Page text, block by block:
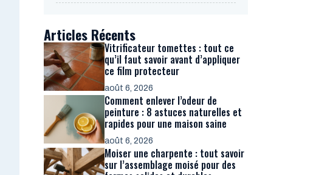
Articles Récents
Vitrificateur tomettes : tout ce
qu’il faut savoir avant d’appliquer
ce film protecteur
août 6, 2026
Comment enlever l’odeur de
peinture : 8 astuces naturelles et
rapides pour une maison saine
août 6, 2026
Moiser une charpente : tout savoir
sur l’assemblage moisé pour des